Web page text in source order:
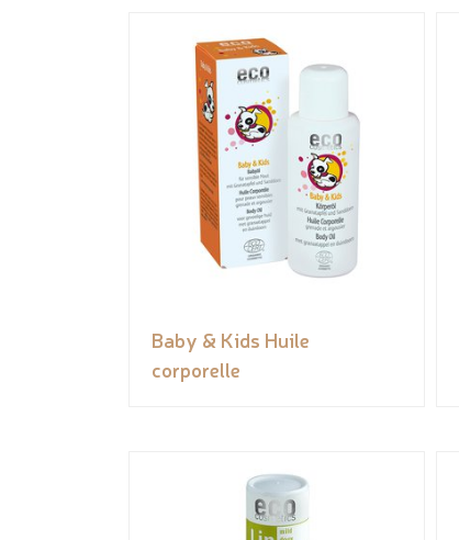
Baby & Kids Huile
corporelle